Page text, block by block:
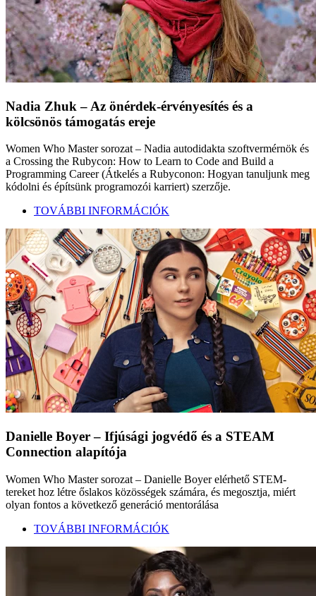
Nadia Zhuk – Az önérdek-érvényesítés és a
kölcsönös támogatás ereje
Women Who Master sorozat – Nadia autodidakta szoftvermérnök és
a Crossing the Rubycon: How to Learn to Code and Build a
Programming Career (Átkelés a Rubyconon: Hogyan tanuljunk meg
kódolni és építsünk programozói karriert) szerzője.
TOVÁBBI INFORMÁCIÓK
Danielle Boyer – Ifjúsági jogvédő és a STEAM
Connection alapítója
Women Who Master sorozat – Danielle Boyer elérhető STEM-
tereket hoz létre őslakos közösségek számára, és megosztja, miért
olyan fontos a következő generáció mentorálása
TOVÁBBI INFORMÁCIÓK